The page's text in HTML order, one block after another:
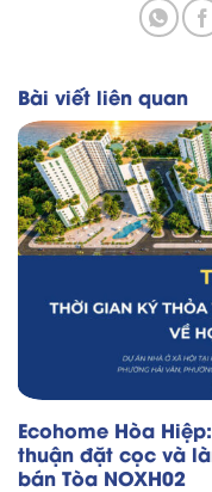
Bài viết liên quan
Ecohome Hòa
thuận đặt cọc và
bán Tòa NOXH02